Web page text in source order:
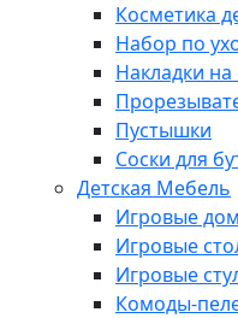
Косметика
Набор по
Накладки на
Пустышки
Соски для
Детская Мебель
Игровые
Игровые
Игровые
Комоды-